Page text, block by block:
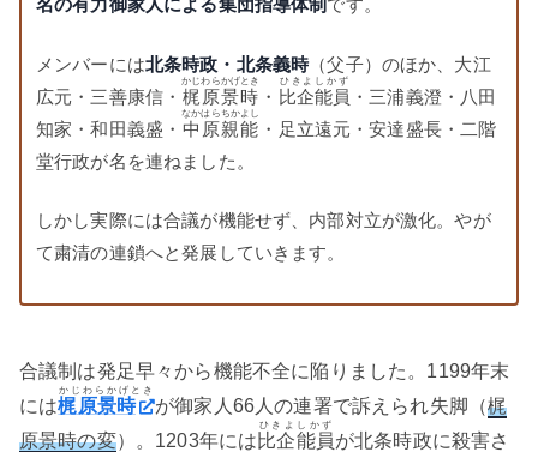
名の有力御家人による集団指導体制 です。
メンバーには北条時政・北条義時（父子）のほか、大江
広元・三善康信・ 梶原景時
かじわらかげとき
・ 比企能員
ひきよしかず
・三浦義澄・八田
知家・和田義盛・ 中原親能
なかはらちかよし
・足立遠元・安達盛長・二階
堂行政が名を連ねました。
しかし実際には合議が機能せず、内部対立が激化。やが
て粛清の連鎖へと発展していきます。
合議制は発足早々から機能不全に陥りました。1199年末
には梶原景時
かじわらかげとき
が御家人66人の連署で訴えられ失脚（梶
原景時の変）。1203年には比企能員
ひきよしかず
が北条時政に殺害さ